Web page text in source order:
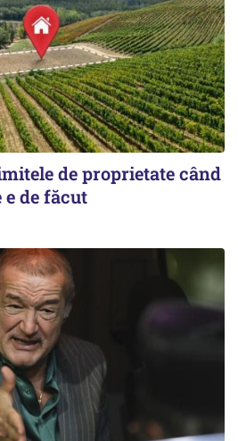
de proprietate când
e de făcut